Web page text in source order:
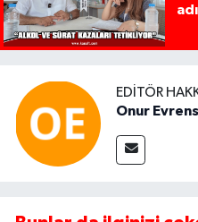
EDITÖR
Onur